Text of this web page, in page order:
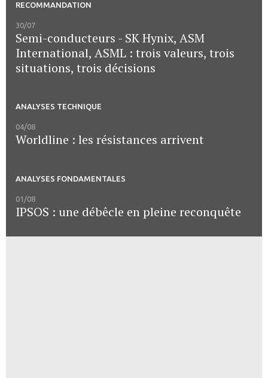
RECOMMANDATION
30/07
Semi-conducteurs - SK Hynix, ASM
International, ASML : trois valeurs, trois
situations, trois décisions
ANALYSES TECHNIQUE
04/08
Worldline : les résistances arrivent
ANALYSES FONDAMENTALES
01/08
IPSOS : une débêcle en pleine reconquête